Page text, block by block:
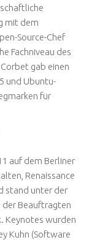
mit dem
Source-Chef
Fachniveau des
gab einen
und Ubuntu-
für
auf dem Berliner
Renaissance
stand unter der
der Beauftragten
Keynotes wurden
Kuhn (Software